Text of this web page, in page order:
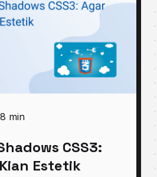
min
CSS3:
Estetik